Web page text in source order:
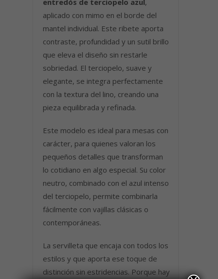
aplicado con mimo en el borde del
mantel individual. Este ribete aporta
contraste, profundidad y un sutil brillo
que eleva el diseño sin restarle
sobriedad. El terciopelo, suave y
elegante, se integra perfectamente
con la textura del lino, creando una
pieza equilibrada y refinada.
Este modelo es ideal para mesas con
carácter, para quienes valoran los
pequeños detalles que transforman
lo cotidiano en algo especial. Su color
neutro, combinado con el azul intenso
del terciopelo, permite combinarla
fácilmente con vajillas clásicas o
contemporáneas.
La servilleta que encaja con todos los
estilos y que aporta ese toque de
distinción sin estridencias. Porque hay